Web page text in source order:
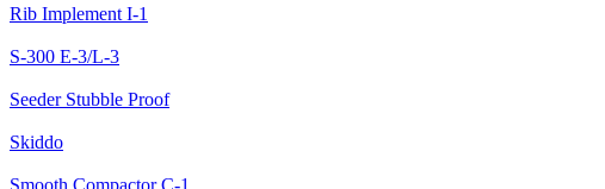
Rib Implement I-1
S-300 E-3/L-3
Seeder Stubble Proof
Skiddo
Smooth Compactor C-1